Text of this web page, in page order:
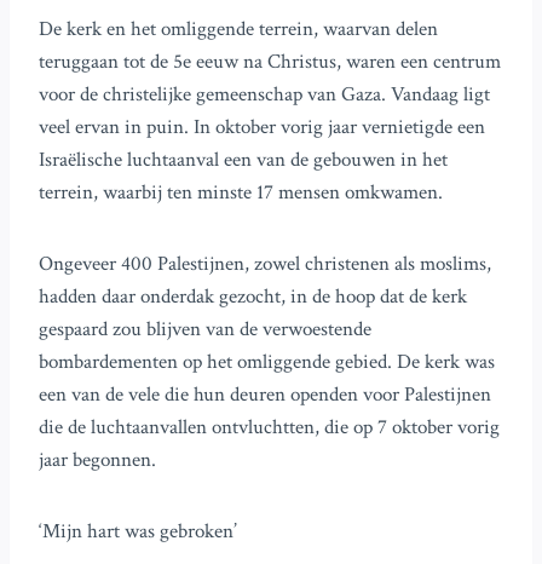
De kerk en het omliggende terrein, waarvan delen
teruggaan tot de 5e eeuw na Christus, waren een centrum
voor de christelijke gemeenschap van Gaza. Vandaag ligt
veel ervan in puin. In oktober vorig jaar vernietigde een
Israëlische luchtaanval een van de gebouwen in het
terrein, waarbij ten minste 17 mensen omkwamen.
Ongeveer 400 Palestijnen, zowel christenen als moslims,
hadden daar onderdak gezocht, in de hoop dat de kerk
gespaard zou blijven van de verwoestende
bombardementen op het omliggende gebied. De kerk was
een van de vele die hun deuren openden voor Palestijnen
die de luchtaanvallen ontvluchtten, die op 7 oktober vorig
jaar begonnen.
‘Mijn hart was gebroken’